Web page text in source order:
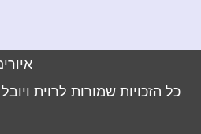
כל הזכויות שמורות לרוית